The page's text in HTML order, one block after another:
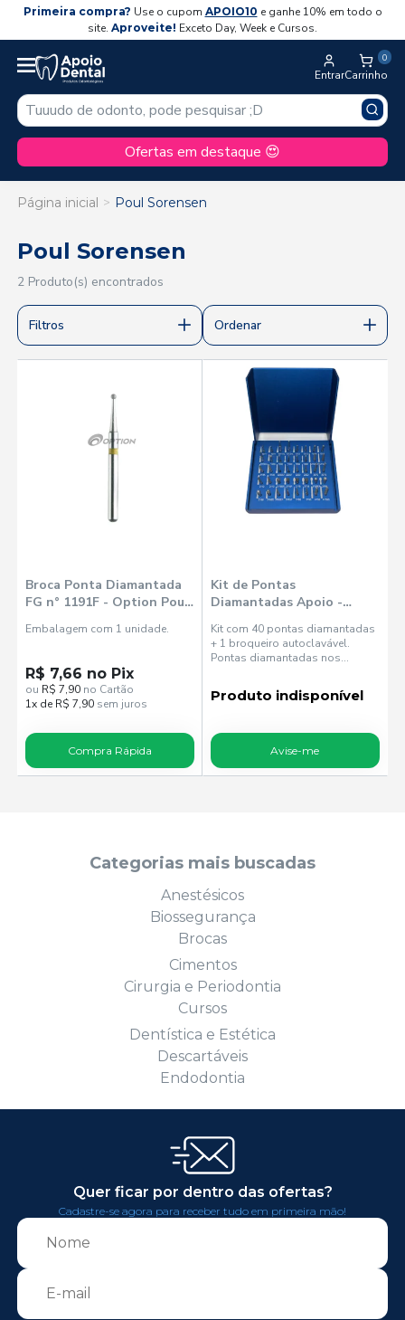
Primeira compra? Use o cupom APOIO10 e ganhe 10% em todo o
site. Aproveite! Exceto Day, Week e Cursos.
Entrar
0
Carrinho
Ofertas em destaque 😍
Página inicial Poul Sorensen
Poul Sorensen
2 Produto(s) encontrados
Filtros Ordenar
Broca Ponta Diamantada
FG n° 1191F - Option Poul
Embalagem com 1 unidade.
R$ 7,66 no Pix
ou R$ 7,90 no Cartão
1x de R$ 7,90 sem juros
Compra Rápida
Kit de Pontas
Diamantadas Apoio -
Kit com 40 pontas diamantadas
+ 1 broqueiro autoclavável.
Pontas diamantadas nos
1012HL, 1012(x2), 1014(x2),
1014HL, 1046, 1090(x2),
2135(x2), 2200EF, 2200F,
2200(x2), 3070(x2), 3113(x2),
3118EF, 31
Produto indisponível
Avise-me
Categorias mais buscadas
Anestésicos
Biossegurança
Brocas
Cimentos
Cirurgia e Periodontia
Cursos
Dentística e Estética
Descartáveis
Endodontia
Quer ficar por dentro das ofertas?
Cadastre-se agora para receber tudo em primeira mão!